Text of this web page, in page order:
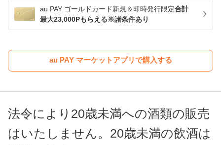
au PAY ゴールドカード新規＆即時発行限定合計
最大23,000Pもらえる※諸条件あり
au PAY マーケットアプリで購入する
法令により20歳未満への酒類の販売
はいたしません。20歳未満の飲酒は